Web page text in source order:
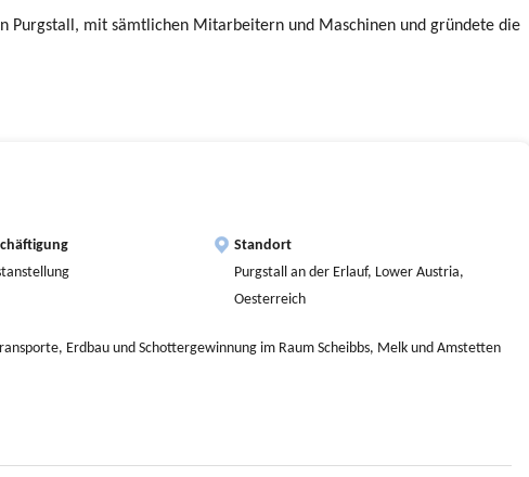
Purgstall, mit sämtlichen Mitarbeitern und Maschinen und gründete die
Standort
Purgstall an der Erlauf, Lower Austria,
Oesterreich
Erdbau und Schottergewinnung im Raum Scheibbs, Melk und Amstetten